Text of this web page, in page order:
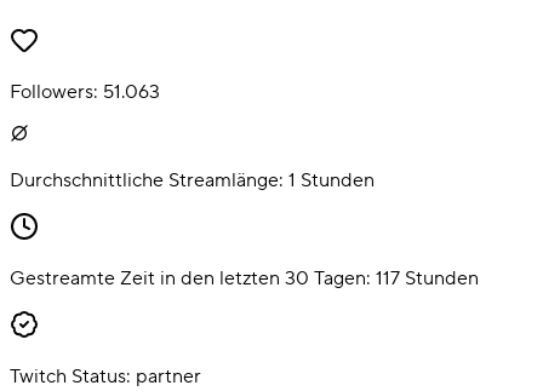
Followers: 51.063
Durchschnittliche Streamlänge: 1 Stunden
Gestreamte Zeit in den letzten 30 Tagen: 117 Stunden
Twitch Status: partner